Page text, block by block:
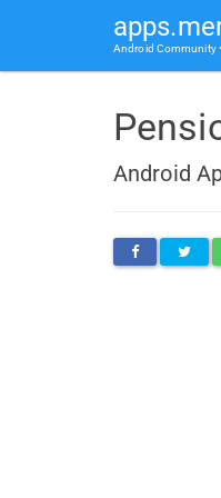
Android Community
Android